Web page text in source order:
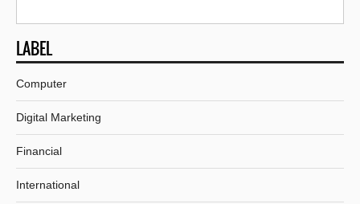
LABEL
Computer
Digital Marketing
Financial
International